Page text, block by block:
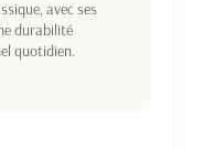
avec ses
durabilité
quotidien.